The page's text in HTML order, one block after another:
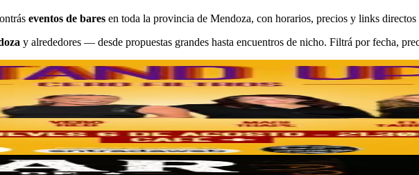
eventos de bares en toda la provincia de Mendoza, con horarios, precios y links directos
y alrededores — desde propuestas grandes hasta encuentros de nicho. Filtrá por fecha,